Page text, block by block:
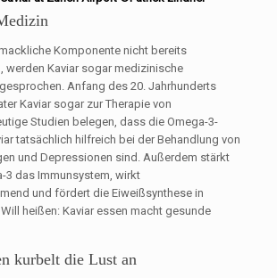
Komponente nicht bereits
werden Kaviar sogar medizinische
Anfang des 20. Jahrhunderts
Kaviar sogar zur Therapie von
Studien belegen, dass die Omega-3-
tatsächlich hilfreich bei der Behandlung von
und Depressionen sind. Außerdem stärkt
3 das Immunsystem, wirkt
und fördert die Eiweißsynthese in
heißen: Kaviar essen macht gesunde
kurbelt die Lust an